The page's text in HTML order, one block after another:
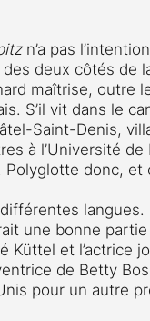
n’a pas
deux côtés de
maîtrise, outre
S’il vit dans le
Saint-Denis,
à l’Université
donc, et
langues.
une bonne partie
Küttel et l’actrice
de Betty
pour un autre